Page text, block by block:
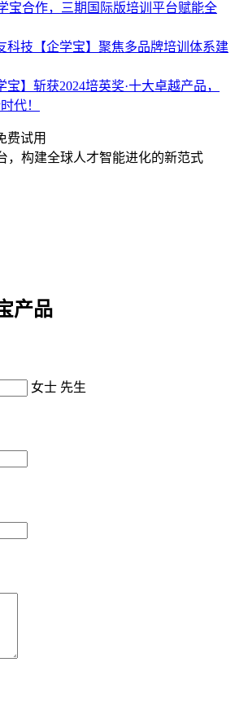
宝合作，三期国际版培训平台赋能全
科技【企学宝】聚焦多品牌培训体系建
】斩获2024培英奖·十大卓越产品，
代！
费试用
，构建全球人才智能进化的新范式
产品
女士 先生